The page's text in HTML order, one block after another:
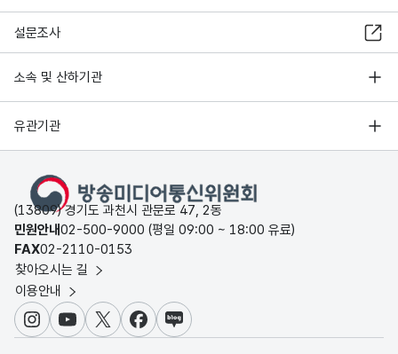
설문조사
소속 및 산하기관
유관기관
(13809) 경기도 과천시 관문로 47, 2동
민원안내02-500-9000 (평일 09:00 ~ 18:00 유료)
FAX02-2110-0153
찾아오시는 길
이용안내
인스타그램
유튜브X 페이스북
블로그